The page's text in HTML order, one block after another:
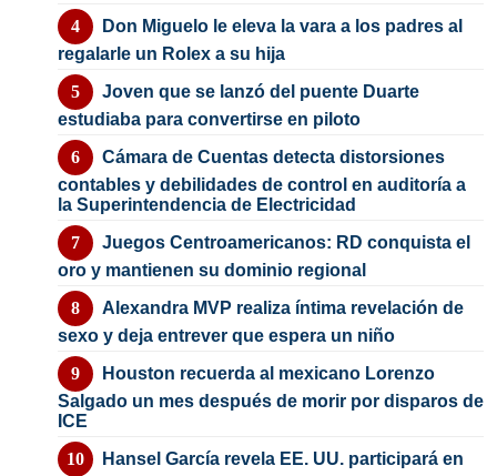
Don Miguelo le eleva la vara a los padres al
regalarle un Rolex a su hija
Joven que se lanzó del puente Duarte
estudiaba para convertirse en piloto
Cámara de Cuentas detecta distorsiones
contables y debilidades de control en auditoría a
la Superintendencia de Electricidad
Juegos Centroamericanos: RD conquista el
oro y mantienen su dominio regional
Alexandra MVP realiza íntima revelación de
sexo y deja entrever que espera un niño
Houston recuerda al mexicano Lorenzo
Salgado un mes después de morir por disparos de
ICE
Hansel García revela EE. UU. participará en